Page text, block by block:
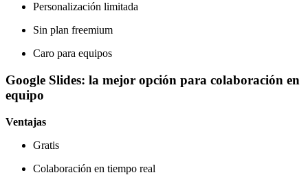
Personalización limitada
Sin plan freemium
Caro para equipos
Google Slides: la mejor opción para colaboración en
equipo
Ventajas
Gratis
Colaboración en tiempo real